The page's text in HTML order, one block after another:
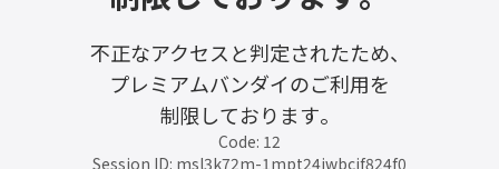
不正なアクセスと判定されたため、
プレミアムバンダイのご利用を
制限しております。
Code: 12
Session ID: msl3k72m-1mpt24jwbcjf824f0